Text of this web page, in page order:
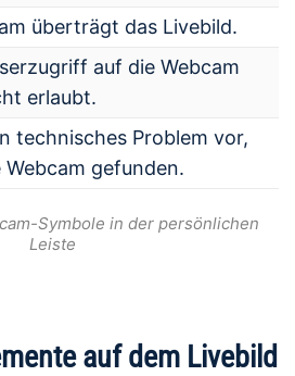
überträgt das Livebild.
auf die Webcam
erlaubt.
technisches Problem vor,
Webcam gefunden.
Symbole in der persönlichen
Leiste
auf dem Livebild